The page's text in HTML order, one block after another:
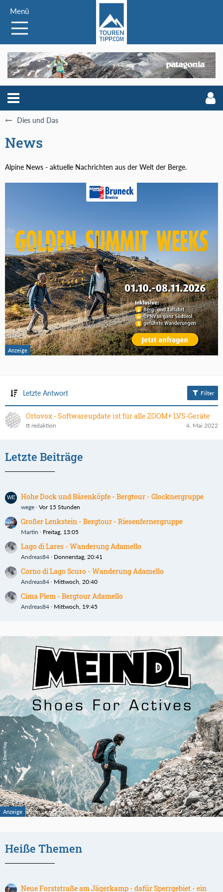
Menü
Dies und Das
News
Alpine News - aktuelle Nachrichten aus der Welt der Berge.
Letzte Antwort Filter
Ortovox - Softwareupdate ist für alle ZOOM+ LVS-Geräte
tt redaktion 4. Mai 2022
Letzte Beiträge
Hohe Dock und Bärenköpfe - Bergtour - Glocknergruppe
wege Vor 15 Stunden
Großer Lenkstein - Bergtour - Riesenfernergruppe
Martin Freitag, 13:05
Lago di Lares - Wanderung Adamello
Andreas84 Donnerstag, 20:41
Corno di Lago Scuro - Wanderung Adamello
Andreas84 Mittwoch, 20:40
Cima Plem - Bergtour Adamello
Andreas84 Mittwoch, 19:45
Heiße Themen
Neue Forststraße am Jägerkamp - dafür Sperrgebiet - ein